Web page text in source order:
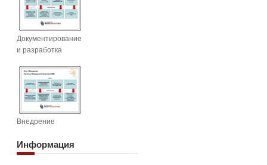
Документирование
и разработка
Внедрение
Информация